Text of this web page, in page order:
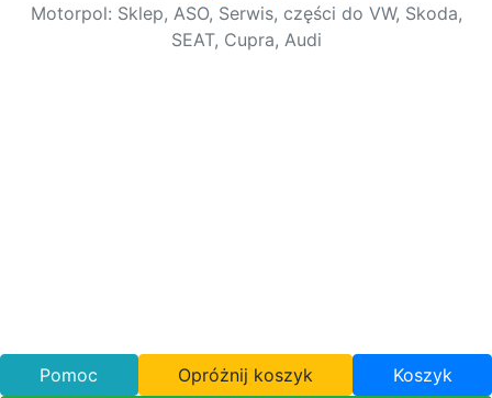
Motorpol: Sklep, ASO, Serwis, części do VW, Skoda,
SEAT, Cupra, Audi
Pomoc Opróżnij koszyk Koszyk